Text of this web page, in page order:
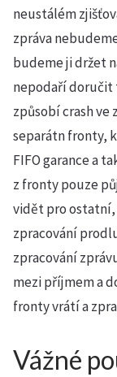
neustálém
zpráva
budeme ji držet
nepodaří doručit
způsobí crash
separátn fronty,
FIFO garance a
z fronty pouze
vidět pro ostatní,
zpracování
zpracování
mezi příjmem a
fronty vrátí a
Vážné